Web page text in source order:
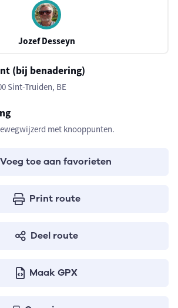
Jozef Desseyn
(bij benadering)
Sint-Truiden, BE
met knooppunten.
Voeg toe aan favorieten
Print route
Deel route
Maak GPX